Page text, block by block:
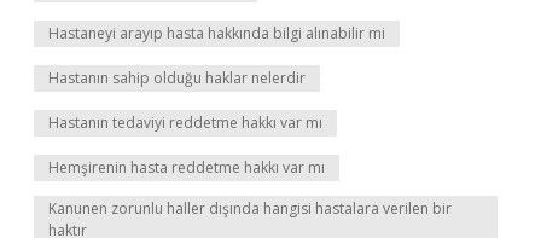
Hastaneyi arayıp hasta hakkında bilgi alınabilir mi
Hastanın sahip olduğu haklar nelerdir
Hastanın tedaviyi reddetme hakkı var mı
Hemşirenin hasta reddetme hakkı var mı
Kanunen zorunlu haller dışında hangisi hastalara verilen bir
haktır